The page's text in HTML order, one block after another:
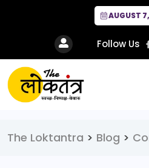
AUGUST
Follow Us
The Loktantra > Blog >